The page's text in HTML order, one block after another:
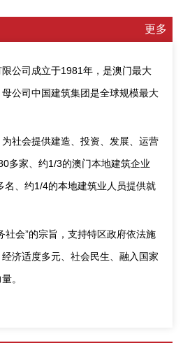
更多
公司成立于1981年，是澳门最大
公司中国建筑集团是全球规模最大
社会提供建造、投资、发展、运营
多家、约1/3的澳门本地建筑企业
名、约1/4的本地建筑业人员提供就
社会”的宗旨，支持特区政府依法施
济适度多元、社会民生、融入国家
。